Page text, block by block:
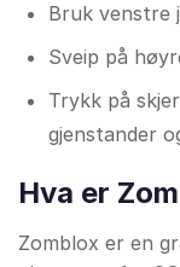
Bruk venstre
Sveip på
Trykk på
gjenstander
Hva er
Zomblox er en